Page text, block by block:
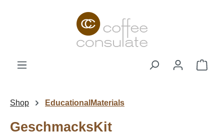
Zum Hauptinhalt springen
Shop EducationalMaterials
GeschmacksKit